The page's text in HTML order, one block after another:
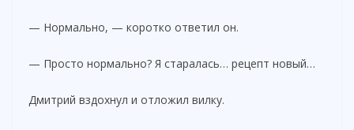
— Нормально, — коротко ответил он.
— Просто нормально? Я старалась… рецепт новый…
Дмитрий вздохнул и отложил вилку.